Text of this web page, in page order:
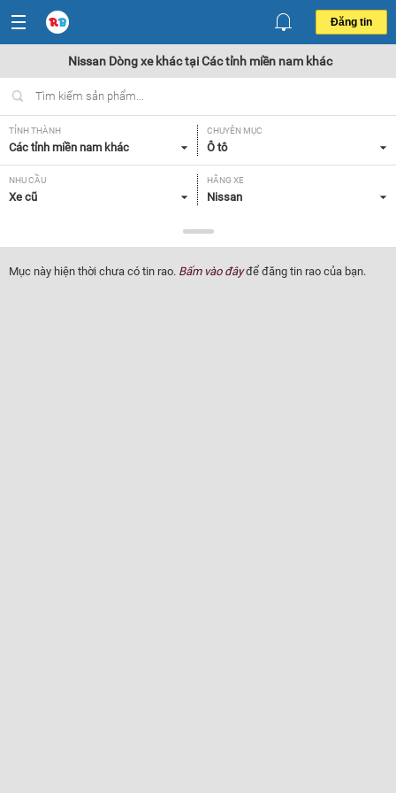
Đăng tin
Nissan Dòng xe khác tại Các tỉnh miền nam khác
TỈNH THÀNH
Các tỉnh miền nam khác
CHUYÊN MỤC
Ô tô
NHU CẦU
Xe cũ
HÃNG XE
Nissan
Dòng xe khác
NĂM SẢN XUẤT
Tất cả
GIÁ XE XUẤT XỨ
Mục này hiện thời chưa có tin rao. Bấm vào đâyđể đăng tin rao của bạn.